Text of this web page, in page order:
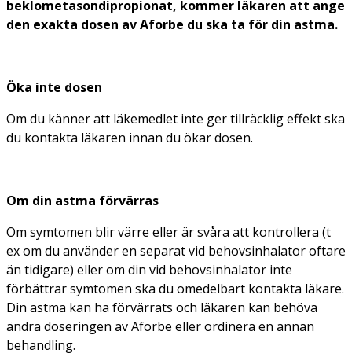
beklometasondipropionat, kommer läkaren att ange
den exakta dosen av Aforbe du ska ta för din astma.
Öka inte dosen
Om du känner att läkemedlet inte ger tillräcklig effekt ska
du kontakta läkaren innan du ökar dosen.
Om din astma förvärras
Om symtomen blir värre eller är svåra att kontrollera (t
ex om du använder en separat vid behovsinhalator oftare
än tidigare) eller om din vid behovsinhalator inte
förbättrar symtomen ska du omedelbart kontakta läkare.
Din astma kan ha förvärrats och läkaren kan behöva
ändra doseringen av Aforbe eller ordinera en annan
behandling.